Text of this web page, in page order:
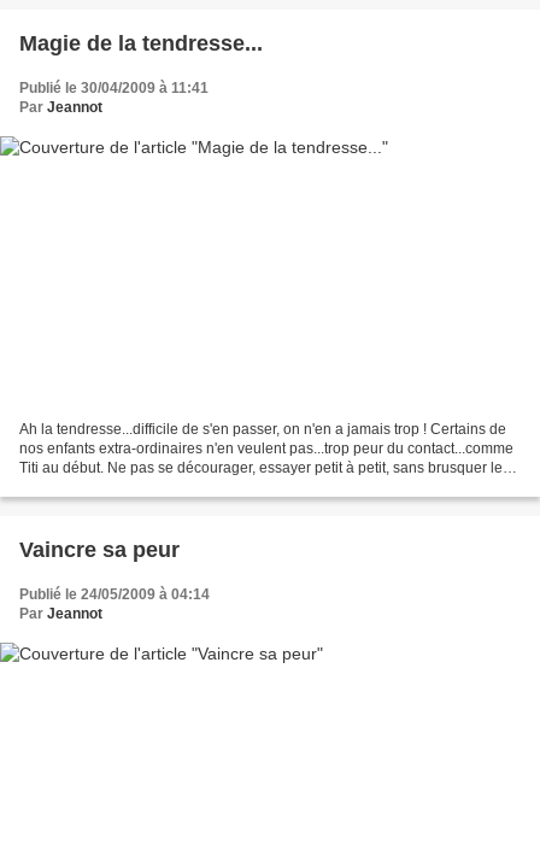
Magie de la tendresse...
Publié le 30/04/2009 à 11:41
Par Jeannot
Ah la tendresse...difficile de s'en passer, on n'en a jamais trop ! Certains de
nos enfants extra-ordinaires n'en veulent pas...trop peur du contact...comme
Titi au début. Ne pas se décourager, essayer petit à petit, sans brusquer les
Vaincre sa peur
Publié le 24/05/2009 à 04:14
Par Jeannot